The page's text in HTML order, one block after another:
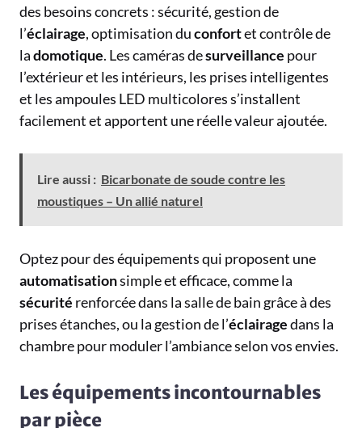
des besoins concrets : sécurité, gestion de
l’éclairage, optimisation duconfortet contrôle de
ladomotique. Les caméras desurveillance pour
l’extérieur et les intérieurs, les prises intelligentes
et les ampoules LED multicolores s’installent
facilement et apportent une réelle valeur ajoutée.
Lire aussi : Bicarbonate de soude contre les
moustiques – Un allié naturel
Optez pour des équipements qui proposent une
automatisationsimple et efficace, comme la
sécurité renforcée dans la salle de bain grâce à des
prises étanches, ou la gestion de l’éclairagedans la
chambre pour moduler l’ambiance selon vos envies.
Les équipements incontournables
par pièce